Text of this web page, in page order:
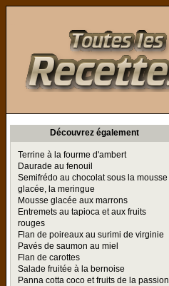
Découvrez également
Terrine à la fourme d'ambert
Daurade au fenouil
Semifrédo au chocolat sous la mousse
glacée, la meringue
Mousse glacée aux marrons
Entremets au tapioca et aux fruits
rouges
Flan de poireaux au surimi de virginie
Pavés de saumon au miel
Flan de carottes
Salade fruitée à la bernoise
Panna cotta coco et fruits de la passion